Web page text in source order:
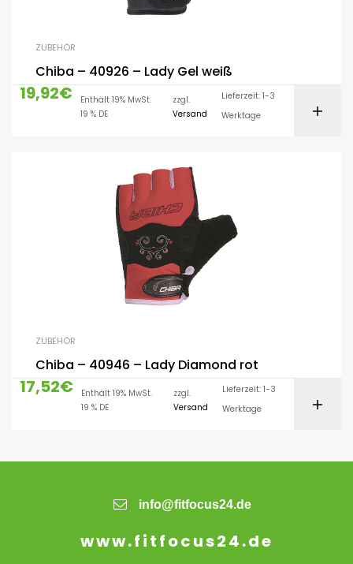
ZUBEHÖR
Chiba – 40926 – Lady Gel weiß
19,92€
Enthält 19% MwSt.
19 % DE
zzgl.
Versand
Lieferzeit: 1-3
Werktage
ZUBEHÖR
Chiba – 40946 – Lady Diamond rot
17,52€
Enthält 19% MwSt.
19 % DE
zzgl.
Versand
Lieferzeit: 1-3
Werktage
info@fitfocus24.de
www.fitfocus24.de